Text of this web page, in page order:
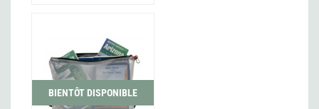
BIENTÔT DISPONIBLE